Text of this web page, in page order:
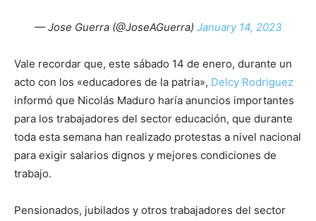
— Jose Guerra (@JoseAGuerra) January 14, 2023
Vale recordar que, este sábado 14 de enero, durante un
acto con los «educadores de la patria», Delcy Rodriguez
informó que Nicolás Maduro haría anuncios importantes
para los trabajadores del sector educación, que durante
toda esta semana han realizado protestas a nivel nacional
para exigir salarios dignos y mejores condiciones de
trabajo.
Pensionados, jubilados y otros trabajadores del sector